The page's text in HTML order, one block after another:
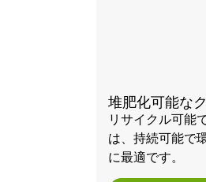
堆肥化可能な
リサイクル可能
は、持続可能で
に最適です。